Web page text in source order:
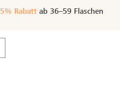
3% Rabatt ab 24–35 Flaschen